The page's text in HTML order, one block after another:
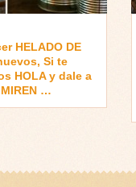
HELADO DE
Si te
HOLA y dale a
…